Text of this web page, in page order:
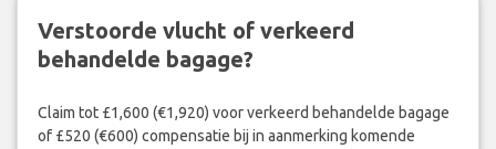
Verstoorde vlucht of verkeerd
behandelde bagage?
Claim tot £1,600 (€1,920) voor verkeerd behandelde bagage
of £520 (€600) compensatie bij in aanmerking komende